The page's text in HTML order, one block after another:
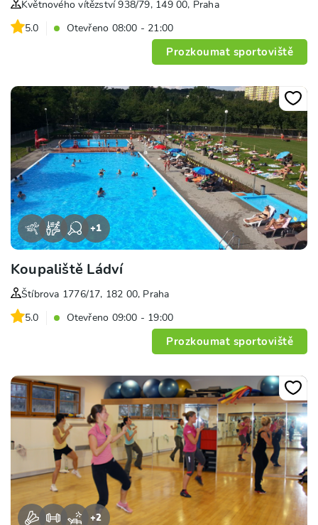
Květnového vítězství 938/79, 149 00, Praha
5.0
Otevřeno 08:00 - 21:00
Prozkoumat sportoviště
+1
Koupaliště Ládví
Štíbrova 1776/17, 182 00, Praha
5.0
Otevřeno 09:00 - 19:00
Prozkoumat sportoviště
+2